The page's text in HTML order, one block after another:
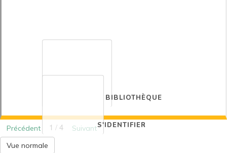
BIBLIOTHÈQUE
S'IDENTIFIER
Précédent 1 / 4
Suivant
Vue normale